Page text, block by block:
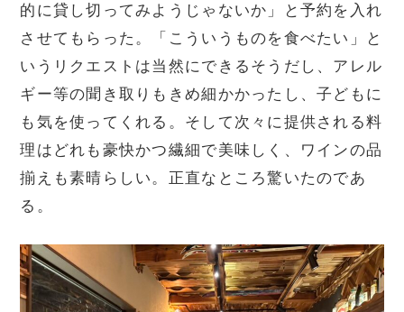
的に貸し切ってみようじゃないか」と予約を入れ
させてもらった。「こういうものを食べたい」と
いうリクエストは当然にできるそうだし、アレル
ギー等の聞き取りもきめ細かかったし、子どもに
も気を使ってくれる。そして次々に提供される料
理はどれも豪快かつ繊細で美味しく、ワインの品
揃えも素晴らしい。正直なところ驚いたのであ
る。